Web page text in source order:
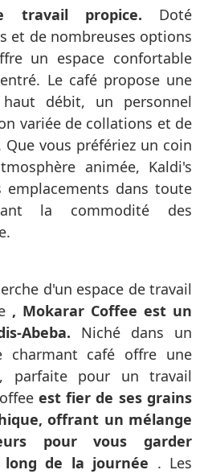
travail propice. Doté
et de nombreuses options
un espace confortable
Le café propose une
débit, un personnel
variée de collations et de
Que vous préfériez un coin
animée, Kaldi's
emplacements dans toute
la commodité des
d'un espace de travail
, Mokarar Coffee est un
Abeba. Niché dans un
charmant café offre une
parfaite pour un travail
est fier de ses grains
offrant un mélange
pour vous garder
de la journée . Les